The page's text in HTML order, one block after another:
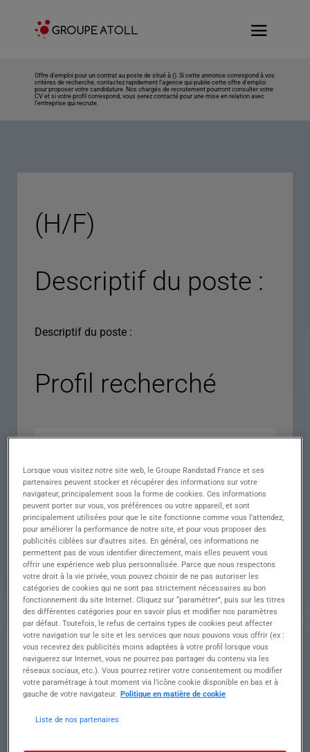
Offre d’emploi pour un contrat au poste de situé à (). Si cette annonce correspond à vos
critères de recherche, contactez rapidement l’agence qui publie cette offre d’emploi
pour proposer votre candidature. Nos chargés de recrutement pourront consulter votre
CV et si votre profil correspond, vous serez contacté pour une mise en relation avec
l’entreprise qui recrute.
(H/F)
Descriptif du poste :
Descriptif du poste :
Profil recherché
Expérience
Salaire
Contrat
Ville
()
Référence Annonce n°
Contact
Tél.
Lorsque vous visitez notre site web, le Groupe Randstad France et ses
partenaires peuvent stocker et récupérer des informations sur votre
navigateur, principalement sous la forme de cookies. Ces informations
peuvent porter sur vous, vos préférences ou votre appareil, et sont
principalement utilisées pour que le site fonctionne comme vous l’attendez,
pour améliorer la performance de notre site, et pour vous proposer des
publicités ciblées sur d’autres sites. En général, ces informations ne
permettent pas de vous identifier directement, mais elles peuvent vous
offrir une expérience web plus personnalisée. Parce que nous respectons
votre droit à la vie privée, vous pouvez choisir de ne pas autoriser les
catégories de cookies qui ne sont pas strictement nécessaires au bon
fonctionnement du site Internet. Cliquez sur “paramétrer”, puis sur les titres
des différentes catégories pour en savoir plus et modifier nos paramètres
par défaut. Toutefois, le refus de certains types de cookies peut affecter
votre navigation sur le site et les services que nous pouvons vous offrir (ex :
vous recevrez des publicités moins adaptées à votre profil lorsque vous
naviguerez sur Internet, vous ne pourrez pas partager du contenu via les
réseaux sociaux, etc.). Vous pourrez retirer votre consentement ou modifier
votre paramétrage à tout moment via l’icône cookie disponible en bas et à
gauche de votre navigateur. Politique en matière de cookie
Liste de nos partenaires